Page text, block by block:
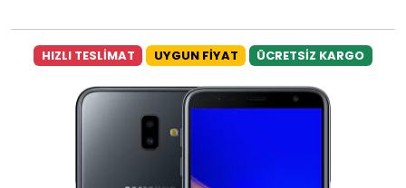
HIZLI TESLİMAT UYGUN FİYAT ÜCRETSİZ KARGO